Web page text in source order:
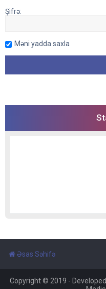
Şifrə:
Məni yadda saxla
Əsas Səhifə
Copyright © 2019 -